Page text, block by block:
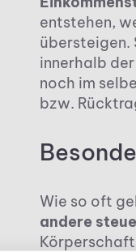
entstehen,
übersteigen.
innerhalb
noch im
bzw.
Wie so oft
andere